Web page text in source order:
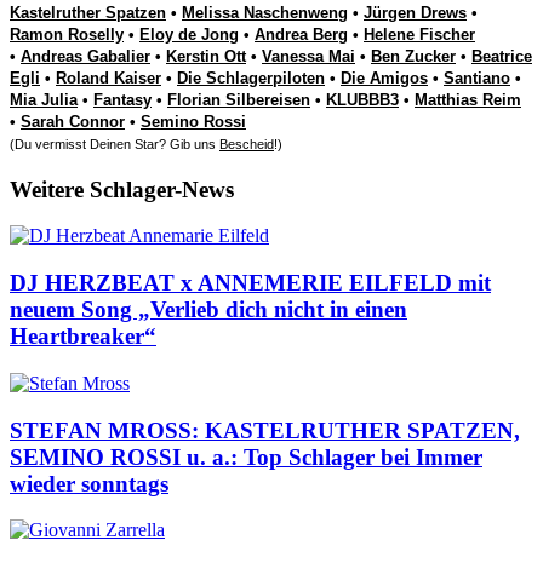
Kastelruther Spatzen • Melissa Naschenweng • Jürgen Drews •
Ramon Roselly • Eloy de Jong • Andrea Berg • Helene Fischer
• Andreas Gabalier • Kerstin Ott• Vanessa Mai • Ben Zucker • Beatrice
Egli • Roland Kaiser • Die Schlagerpiloten • Die Amigos • Santiano •
Mia Julia• Fantasy • Florian Silbereisen • KLUBBB3 • Matthias Reim
• Sarah Connor • Semino Rossi
(Du vermisst Deinen Star? Gib uns Bescheid!)
Weitere Schlager-News
DJ HERZBEAT x ANNEMERIE EILFELD mit
neuem Song „Verlieb dich nicht in einen
Heartbreaker“
STEFAN MROSS: KASTELRUTHER SPATZEN,
SEMINO ROSSI u. a.: Top Schlager bei Immer
wieder sonntags